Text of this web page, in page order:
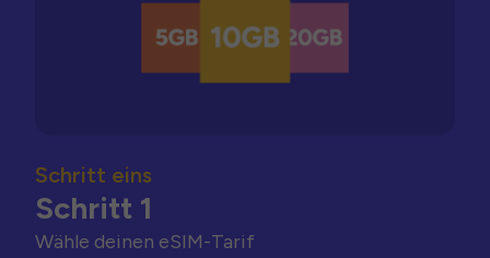
Schritt eins
Schritt 1
Wähle deinen eSIM-Tarif